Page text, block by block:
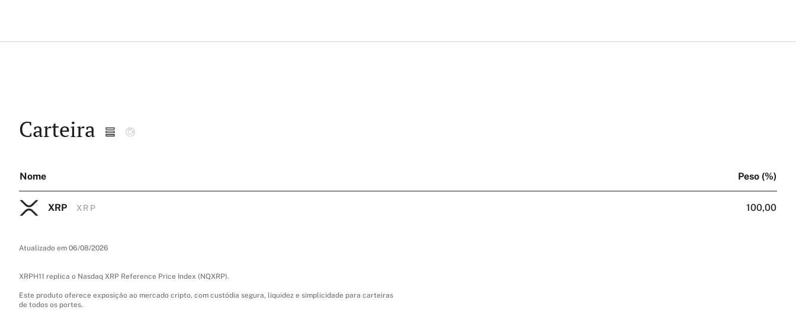
Carteira
Nome Peso (%)
XRP XRP 100,00
Atualizado em 06/08/2026
XRPH11 replica o Nasdaq XRP Reference Price Index (NQXRP).
Este produto oferece exposição ao mercado cripto, com custódia segura, liquidez e simplicidade para carteiras
de todos os portes.